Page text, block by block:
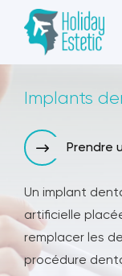
Implants
Prendre
Un implant
artificielle
remplacer les
procédure